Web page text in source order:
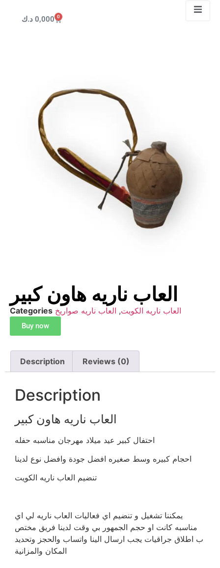
0,000 د.ك 0
العاب ناريه هاون كبير
Categories العاب ناريه الكويت, العاب ناريه صواريخ
Buy now
Description Reviews (0)
Description
العاب ناريه هاون كبير
احتفال كبير عيد ميلاد مهرجان مناسبه حفله
احجام كبيره وسط صغيره افضل جودة وافضل نوع لدينا
تنضيم العاب ناريه الكويت
يمكننا تشغيل و تنضيم اي فعاليات العاب ناريه لي اي
مناسبه كانت او حجم الجمهور بي وقت لدينا فريق مختص
ب اطلاق جراقيات يجب ارسال الينا واتساب والحجز وتحديد
المكان والمزانية